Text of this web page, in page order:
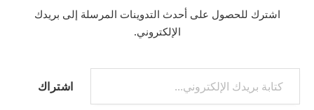
اشترك للحصول على أحدث التدوينات المرسلة إلى بريدك
الإلكتروني.
كتابة بريدك الإلكتروني...
اشتراك